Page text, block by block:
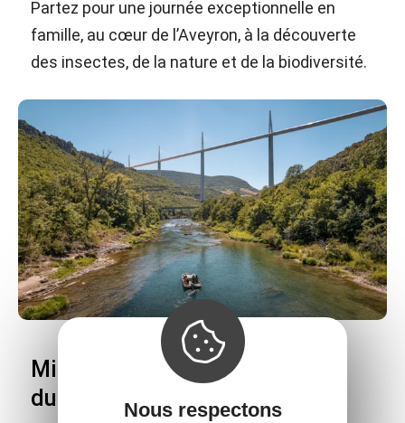
Partez pour une journée exceptionnelle en
famille, au cœur de l’Aveyron, à la découverte
des insectes, de la nature et de la biodiversité.
Millau Aventure - Les Bateliers
du ViaducNous respectons